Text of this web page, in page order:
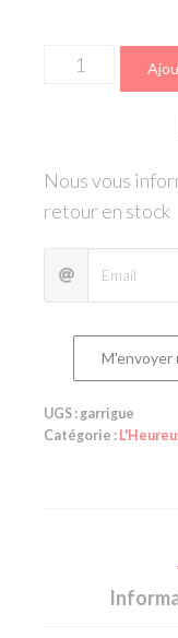
Nous vous
retour en stock
M'envoyer
UGS : garrigue
Catégorie :